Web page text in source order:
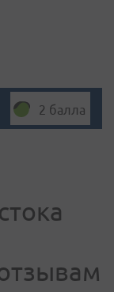
2 балла